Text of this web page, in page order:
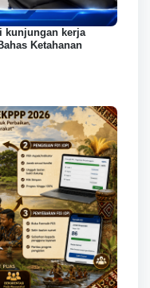
kunjungan kerja
Ketahanan